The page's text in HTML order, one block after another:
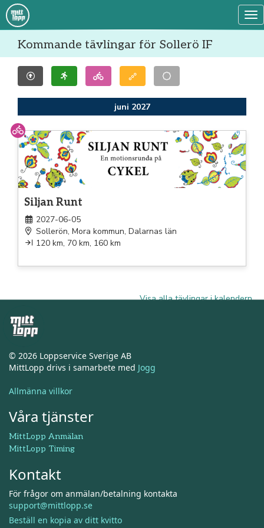
Kommande tävlingar för Sollerö IF
juni 2027
Cykel
Siljan Runt
2027-06-05
Sollerön, Mora kommun, Dalarnas län
120 km, 70 km, 160 km
Visa alla tävlingar i kalendern
© 2026 Loppservice Sverige AB
MittLopp drivs i samarbete med Jogg
Allmänna villkor
Våra tjänster
MittLopp Anmälan
MittLopp Timing
Kontakt
För frågor om anmälan/betalning kontakta
support@mittlopp.se
Beställ en kopia av ditt kvitto